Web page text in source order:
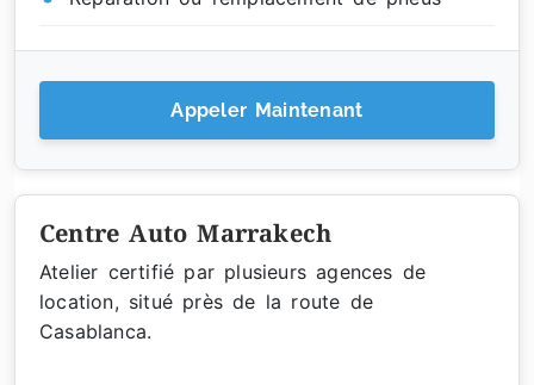
Appeler Maintenant
Centre Auto Marrakech
Atelier certifié par plusieurs agences de
location, situé près de la route de
Casablanca.